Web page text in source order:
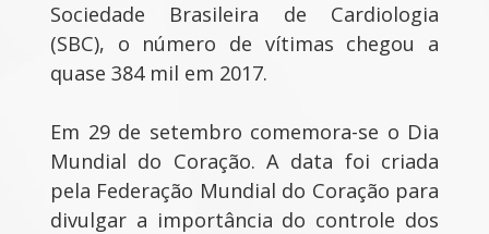
Sociedade Brasileira de Cardiologia
(SBC), o número de vítimas chegou a
quase 384 mil em 2017.
Em 29 de setembro comemora-se o Dia
Mundial do Coração. A data foi criada
pela Federação Mundial do Coração para
divulgar a importância do controle dos